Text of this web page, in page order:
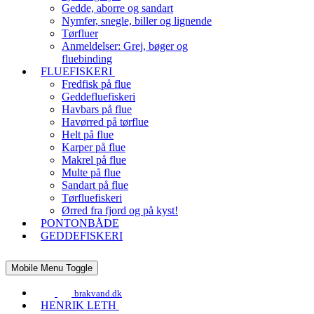
Gedde, aborre og sandart
Nymfer, snegle, biller og lignende
Tørfluer
Anmeldelser: Grej, bøger og
fluebinding
FLUEFISKERI
Fredfisk på flue
Geddefluefiskeri
Havbars på flue
Havørred på tørflue
Helt på flue
Karper på flue
Makrel på flue
Multe på flue
Sandart på flue
Tørfluefiskeri
Ørred fra fjord og på kyst!
PONTONBÅDE
GEDDEFISKERI
Mobile Menu Toggle
brakvand.dk
HENRIK LETH